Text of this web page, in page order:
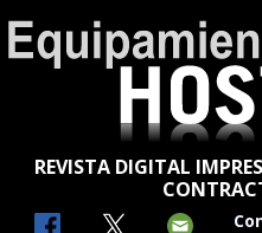
REVISTA DIGITAL